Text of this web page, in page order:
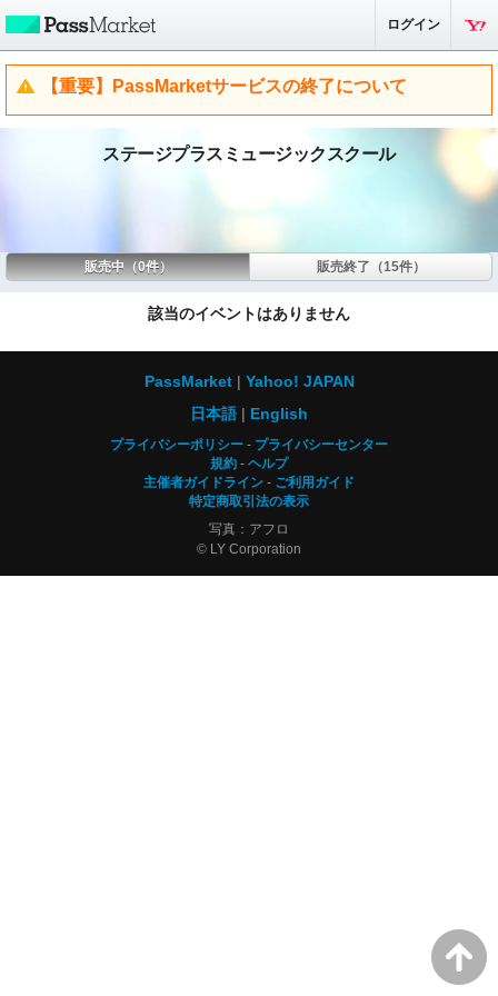
ログイン
【重要】PassMarketサービスの終了について
ステージプラスミュージックスクール
販売中（0件） 販売終了（15件）
該当のイベントはありません
PassMarket
Yahoo! JAPAN
日本語
English
プライバシーポリシー
プライバシーセンター
規約
ヘルプ
主催者ガイドライン
ご利用ガイド
特定商取引法の表示
写真：アフロ
© LY Corporation